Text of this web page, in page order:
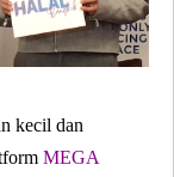
kecil dan
MEGA